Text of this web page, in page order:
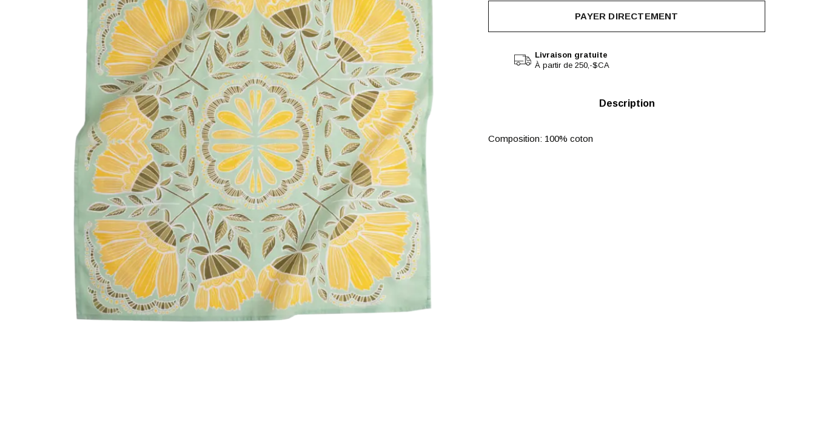
PAYER DIRECTEMENT
Livraison gratuite
À partir de 250,-$CA
Description
Composition: 100% coton